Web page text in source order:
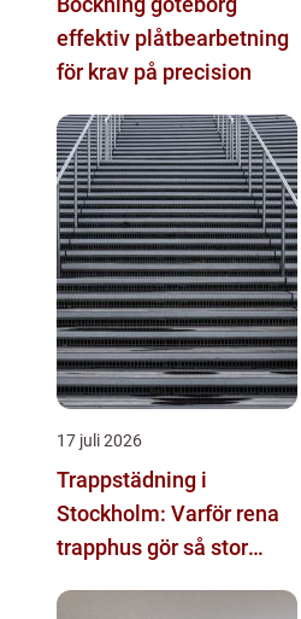
effektiv plåtbearbetning
för krav på precision
17 juli 2026
Trappstädning i
Stockholm: Varför rena
trapphus gör så stor